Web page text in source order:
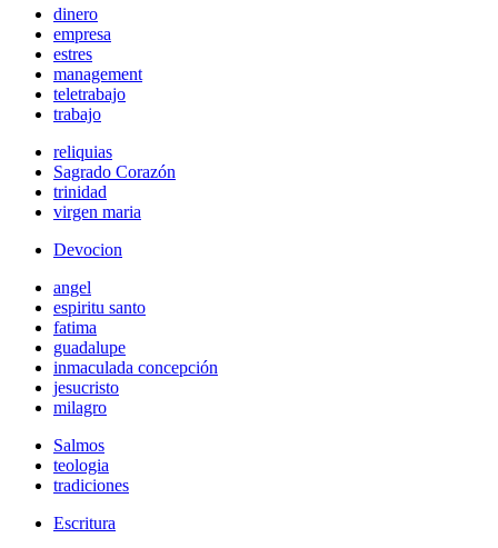
dinero
empresa
estres
management
teletrabajo
trabajo
reliquias
Sagrado Corazón
trinidad
virgen maria
Devocion
angel
espiritu santo
fatima
guadalupe
inmaculada concepción
jesucristo
milagro
Salmos
teologia
tradiciones
Escritura